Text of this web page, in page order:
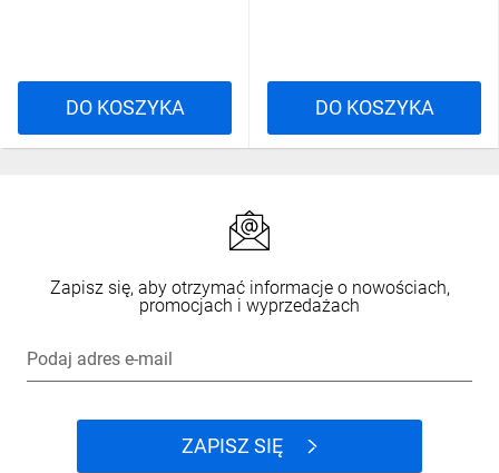
DO KOSZYKA DO KOSZYKA
Zapisz się, aby otrzymać informacje o nowościach,
promocjach i wyprzedażach
Podaj adres e-mail
ZAPISZ SIĘ